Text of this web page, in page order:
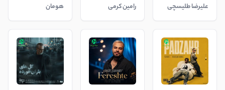
علیرضا طلیسچی رامین کرمی هومان